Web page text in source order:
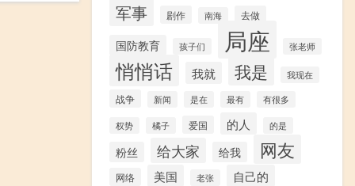
军事 剧作 南海 去做
国防教育 孩子们 局座 张老师
悄悄话 我就 我是 我现在
战争 新闻 是在 最有 有很多
权势 橘子 爱国 的人 的是
粉丝 给大家 给我 网友
网络 美国 老张 自己的